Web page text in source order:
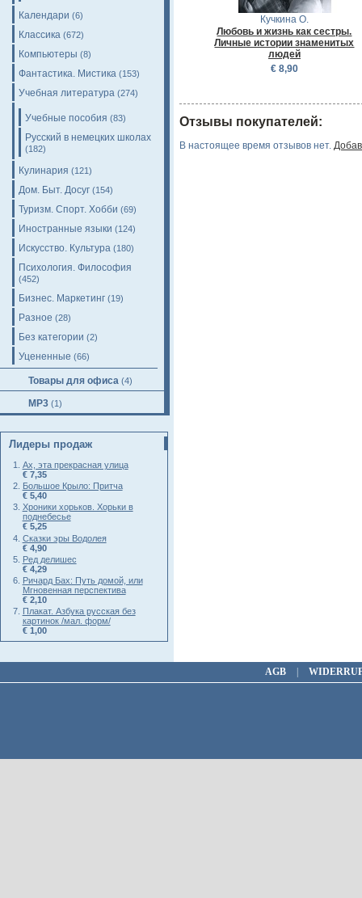
Календари (6)
Классика (672)
Компьютеры (8)
Фантастика. Мистика (153)
Учебная литература (274)
Учебные пособия (83)
Русский в немецких школах
(182)
Кулинария (121)
Дом. Быт. Досуг (154)
Туризм. Спорт. Хобби (69)
Иностранные языки (124)
Искусство. Культура (180)
Психология. Философия
(452)
Бизнес. Маркетинг (19)
Разное (28)
Без категории (2)
Уцененные (66)
Товары для офиса (4)
MP3 (1)
Лидеры продаж
Ах, эта прекрасная улица
€ 7,35
Большое Крыло: Притча
€ 5,40
Хроники хорьков. Хорьки в
поднебесье
€ 5,25
Сказки эры Водолея
€ 4,90
Ред делишес
€ 4,29
Ричард Бах: Путь домой, или
Мгновенная перспектива
€ 2,10
Плакат. Азбука русская без
картинок /мал. форм/
€ 1,00
Кучкина О.
Любовь и жизнь как сестры.
Личные истории знаменитых
людей
€ 8,90
Отзывы покупателей:
В настоящее время отзывов нет.
AGB